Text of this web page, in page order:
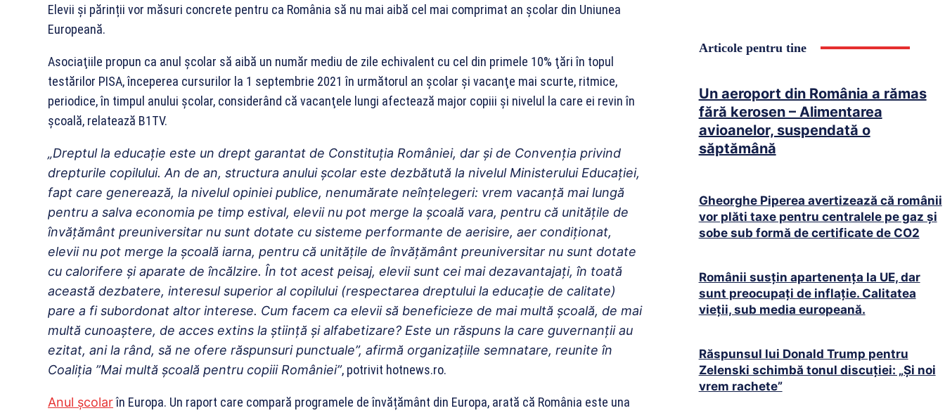
Elevii și părinții vor măsuri concrete pentru ca România să nu mai aibă cel mai comprimat an şcolar din Uniunea
Europeană.
Asociaţiile propun ca anul şcolar să aibă un număr mediu de zile echivalent cu cel din primele 10% ţări în topul
testărilor PISA, începerea cursurilor la 1 septembrie 2021 în următorul an şcolar şi vacanţe mai scurte, ritmice,
periodice, în timpul anului şcolar, considerând că vacanţele lungi afectează major copiii şi nivelul la care ei revin în
şcoală, relatează B1TV.
„Dreptul la educaţie este un drept garantat de Constituţia României, dar şi de Convenţia privind
drepturile copilului. An de an, structura anului şcolar este dezbătută la nivelul Ministerului Educaţiei,
fapt care generează, la nivelul opiniei publice, nenumărate neînţelegeri: vrem vacanţă mai lungă
pentru a salva economia pe timp estival, elevii nu pot merge la şcoală vara, pentru că unităţile de
învăţământ preuniversitar nu sunt dotate cu sisteme performante de aerisire, aer condiţionat,
elevii nu pot merge la şcoală iarna, pentru că unităţile de învăţământ preuniversitar nu sunt dotate
cu calorifere şi aparate de încălzire. În tot acest peisaj, elevii sunt cei mai dezavantajaţi, în toată
această dezbatere, interesul superior al copilului (respectarea dreptului la educaţie de calitate)
pare a fi subordonat altor interese. Cum facem ca elevii să beneficieze de mai multă şcoală, de mai
multă cunoaştere, de acces extins la ştiinţă şi alfabetizare? Este un răspuns la care guvernanţii au
ezitat, ani la rând, să ne ofere răspunsuri punctuale”, afirmă organizaţiile semnatare, reunite în
Coaliţia ”Mai multă şcoală pentru copiii României”, potrivit hotnews.ro.
Anul școlarîn Europa. Un raport care compară programele de învățământ din Europa, arată că România este una
Articole pentru tine
Un aeroport din România a rămas
fără kerosen – Alimentarea
avioanelor, suspendată o
săptămână
Gheorghe Piperea avertizează că românii
vor plăti taxe pentru centralele pe gaz și
sobe sub formă de certificate de CO2
Românii susțin apartenența la UE, dar
sunt preocupați de inflație. Calitatea
vieții, sub media europeană.
Răspunsul lui Donald Trump pentru
Zelenski schimbă tonul discuției: „Și noi
vrem rachete”